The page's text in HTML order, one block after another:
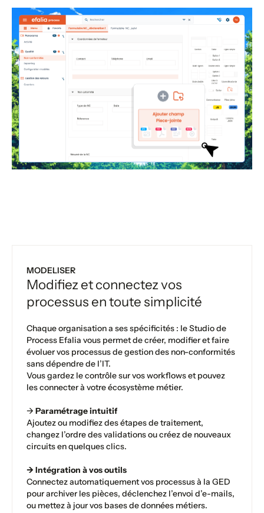
MODELISER
Modifiez et connectez vos
processus en toute simplicité
Chaque organisation a ses spécificités : le Studio de
Process Efalia vous permet de créer, modifier et faire
évoluer vos processus de gestion des non-conformités
sans dépendre de l’IT.
Vous gardez le contrôle sur vos workflows et pouvez
les connecter à votre écosystème métier.
‍→ Paramétrage intuitif
Ajoutez ou modifiez des étapes de traitement,
changez l’ordre des validations ou créez de nouveaux
circuits en quelques clics.
→ Intégration à vos outils
Connectez automatiquement vos processus à la GED
pour archiver les pièces, déclenchez l’envoi d’e-mails,
ou mettez à jour vos bases de données métiers.